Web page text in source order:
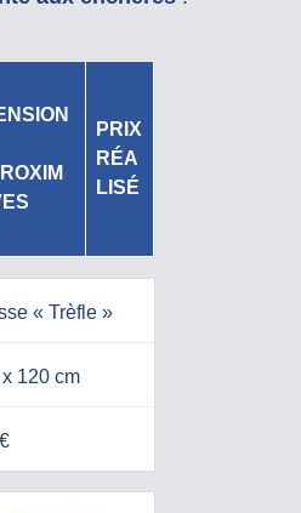
PRIX
RÉA
LISÉ
« Trèfle »
120 cm